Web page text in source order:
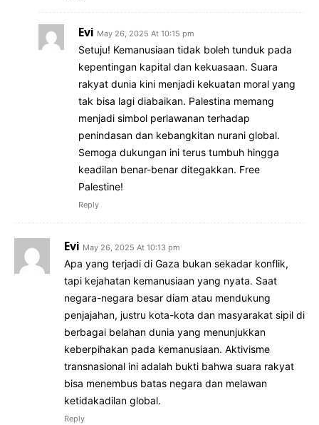
Evi May 26, 2025 At 10:15 pm
Setuju! Kemanusiaan tidak boleh tunduk pada
kepentingan kapital dan kekuasaan. Suara
rakyat dunia kini menjadi kekuatan moral yang
tak bisa lagi diabaikan. Palestina memang
menjadi simbol perlawanan terhadap
penindasan dan kebangkitan nurani global.
Semoga dukungan ini terus tumbuh hingga
keadilan benar-benar ditegakkan. Free
Palestine!
Reply
Evi May 26, 2025 At 10:13 pm
Apa yang terjadi di Gaza bukan sekadar konflik,
tapi kejahatan kemanusiaan yang nyata. Saat
negara-negara besar diam atau mendukung
penjajahan, justru kota-kota dan masyarakat sipil di
berbagai belahan dunia yang menunjukkan
keberpihakan pada kemanusiaan. Aktivisme
transnasional ini adalah bukti bahwa suara rakyat
bisa menembus batas negara dan melawan
ketidakadilan global.
Reply